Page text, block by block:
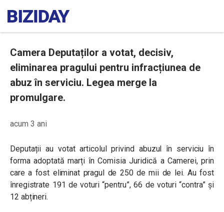
Camera Deputaților a votat, decisiv,
eliminarea pragului pentru infracțiunea de
abuz în serviciu. Legea merge la
promulgare.
acum 3 ani
Deputații au votat articolul privind abuzul în serviciu în
forma adoptată marți în Comisia Juridică a Camerei, prin
care a fost eliminat pragul de 250 de mii de lei. Au fost
înregistrate 191 de voturi“pentru”, 66 de voturi “contra” și
12 abțineri.